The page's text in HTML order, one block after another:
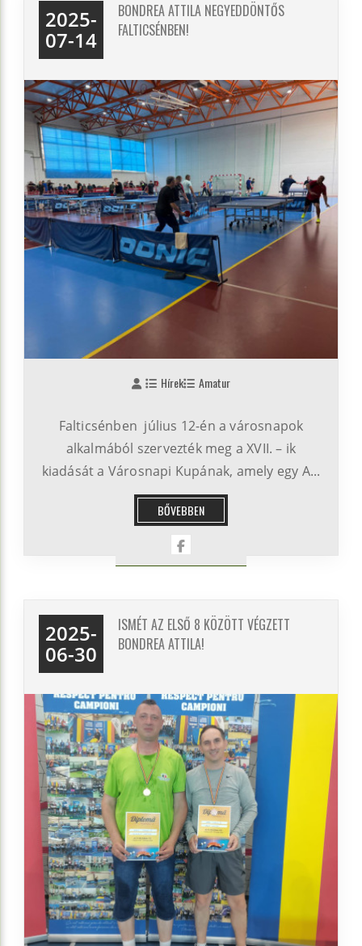
2025-
07-14
BONDREA ATTILA NEGYEDDÖNTŐS
FALTICSÉNBEN!
Hírek Amatur
Falticsénben július 12-én a városnapok
alkalmából szervezték meg a XVII. – ik
kiadását a Városnapi Kupának, amely egy A...
BŐVEBBEN
2025-
06-30
ISMÉT AZ ELSŐ 8 KÖZÖTT VÉGZETT
BONDREA ATTILA!